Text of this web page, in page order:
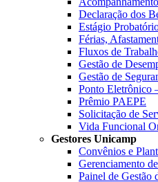
Declaração dos
Estágio
Férias,
Fluxos de
Gestão de
Gestão de
Ponto Eletrônico
Prêmio PAEPE
Solicitação de
Vida Funcional
Gestores Unicamp
Convênios e
Gerenciamento
Painel de Gestão